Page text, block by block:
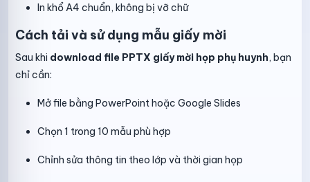
In khổ A4 chuẩn, không bị vỡ chữ
Cách tải và sử dụng mẫu giấy mời
Sau khi download file PPTX giấy mời họp phụ huynh, bạn
chỉ cần:
Mở file bằng PowerPoint hoặc Google Slides
Chọn 1 trong 10 mẫu phù hợp
Chỉnh sửa thông tin theo lớp và thời gian họp